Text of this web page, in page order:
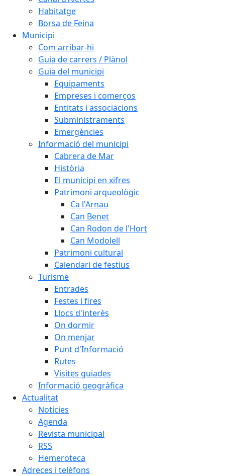
Habitatge
Borsa de Feina
Municipi
Com arribar-hi
Guia de carrers / Plànol
Guia del municipi
Equipaments
Empreses i comerços
Entitats i associacions
Subministraments
Emergències
Informació del municipi
Cabrera de Mar
Història
El municipi en xifres
Patrimoni arqueològic
Ca l'Arnau
Can Benet
Can Rodon de l'Hort
Can Modolell
Patrimoni cultural
Calendari de festius
Turisme
Entrades
Festes i fires
Llocs d'interès
On dormir
On menjar
Punt d'Informació
Rutes
Visites guiades
Informació geogràfica
Actualitat
Notícies
Agenda
Revista municipal
RSS
Hemeroteca
Adreces i telèfons